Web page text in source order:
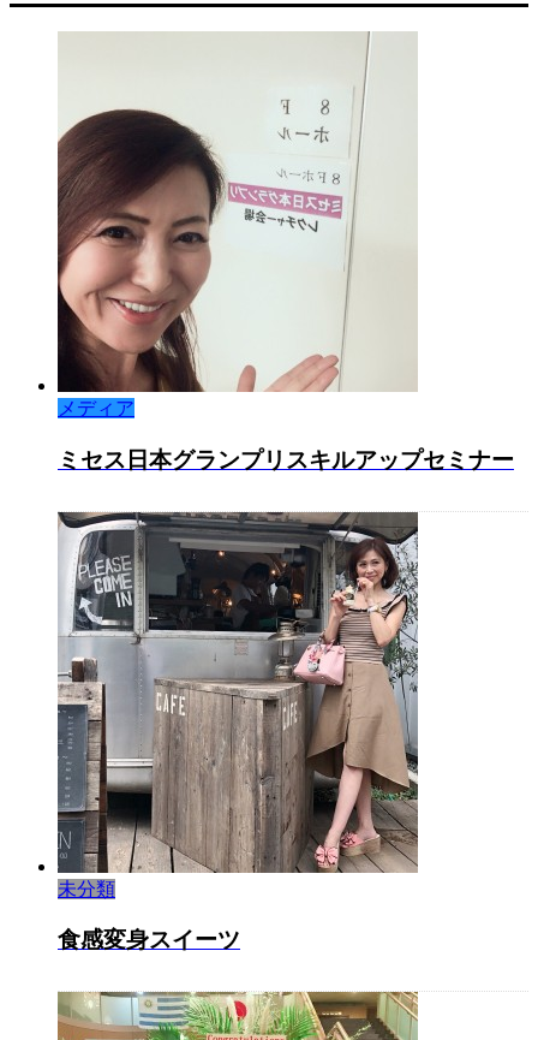
メディア
ミセス日本グランプリスキルアップセミナー
未分類
食感変身スイーツ